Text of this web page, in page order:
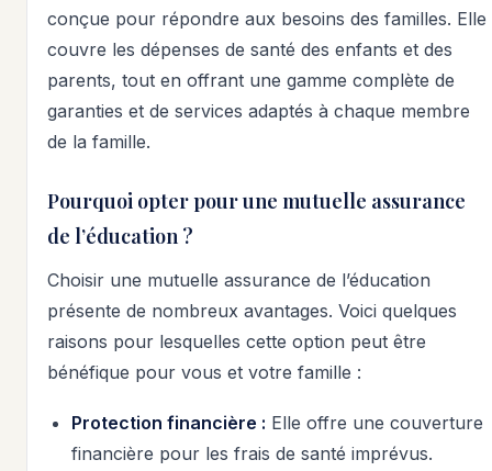
conçue pour répondre aux besoins des familles. Elle
couvre les dépenses de santé des enfants et des
parents, tout en offrant une gamme complète de
garanties et de services adaptés à chaque membre
de la famille.
Pourquoi opter pour une mutuelle assurance
de l’éducation ?
Choisir une mutuelle assurance de l’éducation
présente de nombreux avantages. Voici quelques
raisons pour lesquelles cette option peut être
bénéfique pour vous et votre famille :
Protection financière : Elle offre une couverture
financière pour les frais de santé imprévus.